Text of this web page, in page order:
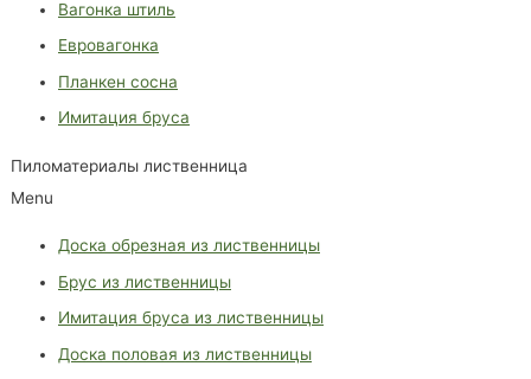
Вагонка штиль
Евровагонка
Планкен сосна
Имитация бруса
Пиломатериалы лиственница
Menu
Доска обрезная из лиственницы
Брус из лиственницы
Имитация бруса из лиственницы
Доска половая из лиственницы